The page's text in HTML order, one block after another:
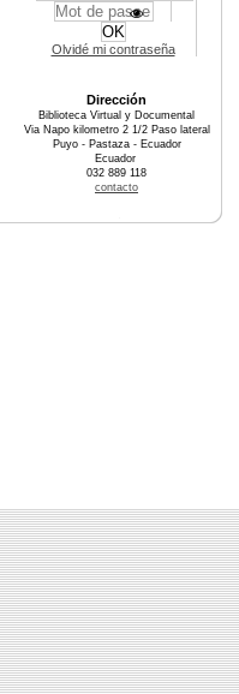
Olvidé mi contraseña
Dirección
Biblioteca Virtual y Documental
Via Napo kilometro 2 1/2 Paso lateral
Puyo - Pastaza - Ecuador
Ecuador
032 889 118
contacto